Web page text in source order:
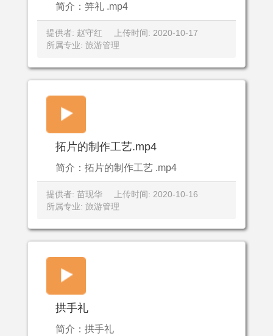
简介：笄礼 .mp4
提供者: 赵守红
上传时间: 2020-10-17
所属专业: 旅游管理
拓片的制作工艺.mp4
简介：拓片的制作工艺 .mp4
提供者: 苗现华
上传时间: 2020-10-16
所属专业: 旅游管理
拱手礼
简介：拱手礼